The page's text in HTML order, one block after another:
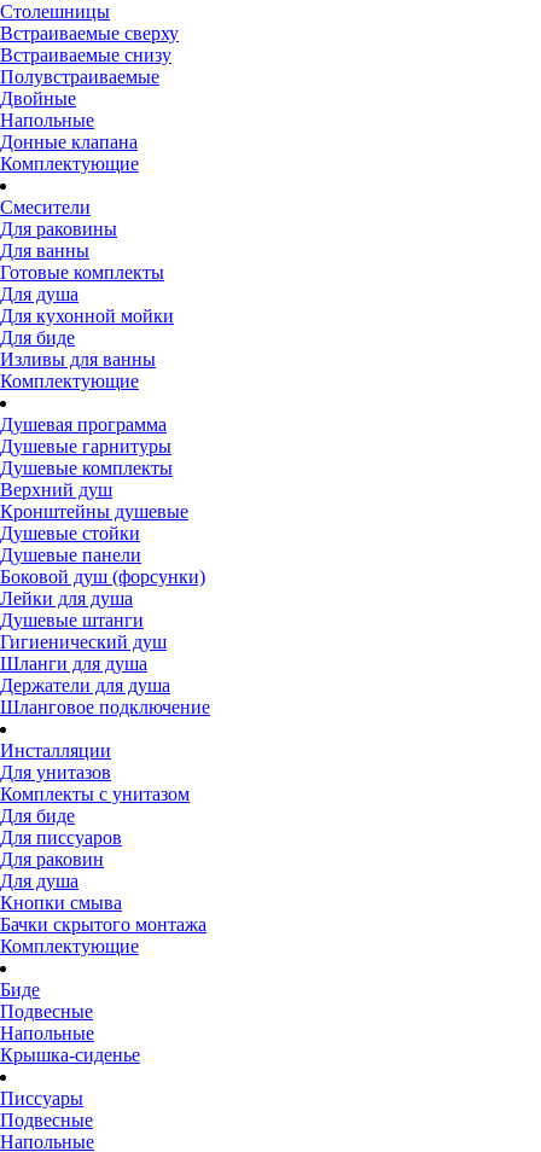
Столешницы
Встраиваемые сверху
Встраиваемые снизу
Полувстраиваемые
Двойные
Напольные
Донные клапана
Комплектующие
Смесители
Для раковины
Для ванны
Готовые комплекты
Для душа
Для кухонной мойки
Для биде
Изливы для ванны
Комплектующие
Душевая программа
Душевые гарнитуры
Душевые комплекты
Верхний душ
Кронштейны душевые
Душевые стойки
Душевые панели
Боковой душ (форсунки)
Лейки для душа
Душевые штанги
Гигиенический душ
Шланги для душа
Держатели для душа
Шланговое подключение
Инсталляции
Для унитазов
Комплекты с унитазом
Для биде
Для писсуаров
Для раковин
Для душа
Кнопки смыва
Бачки скрытого монтажа
Комплектующие
Биде
Подвесные
Напольные
Крышка-сиденье
Писсуары
Подвесные
Напольные